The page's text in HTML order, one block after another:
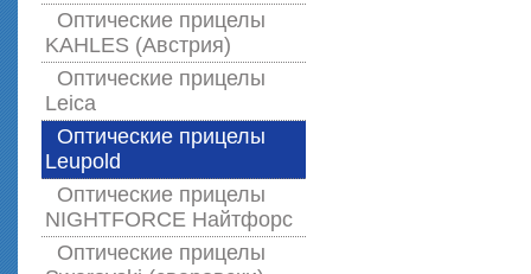
Оптические прицелы
KAHLES (Австрия)
Оптические прицелы
Leica
Оптические прицелы
Leupold
Оптические прицелы
NIGHTFORCE Найтфорс
Оптические прицелы